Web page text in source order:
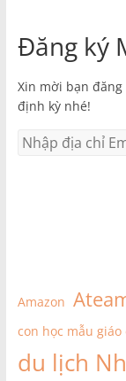
Đăng ký
Xin mời bạn
định kỳ nhé!
Amazon
con học mẫu
du lịch